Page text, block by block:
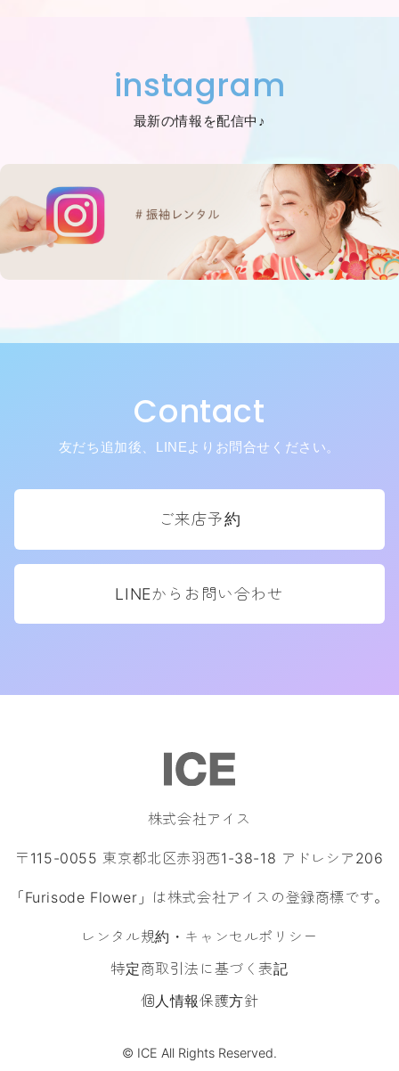
instagram
最新の情報を配信中♪
Contact
友だち追加後、LINEよりお問合せください。
ご来店予約
LINEからお問い合わせ
株式会社アイス
〒115-0055 東京都北区赤羽西1-38-18 アドレシア206
「Furisode Flower」は株式会社アイスの登録商標です。
レンタル規約・キャンセルポリシー
特定商取引法に基づく表記
個人情報保護方針
© ICE All Rights Reserved.